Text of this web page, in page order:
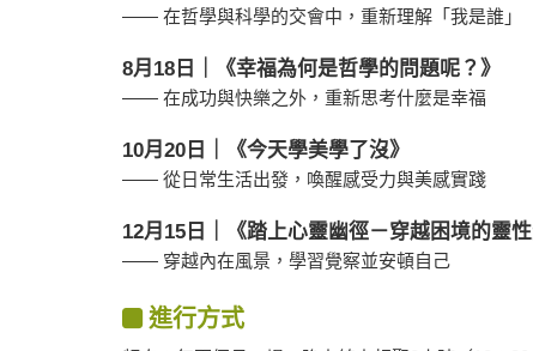
—— 在哲學與科學的交會中，重新理解「我是誰」
8月18日｜《幸福為何是哲學的問題呢？》
—— 在成功與快樂之外，重新思考什麼是幸福
10月20日｜《今天學美學了沒》
—— 從日常生活出發，喚醒感受力與美感實踐
12月15日｜《踏上心靈幽徑－穿越困境的靈性
—— 穿越內在風景，學習覺察並安頓自己
進行方式